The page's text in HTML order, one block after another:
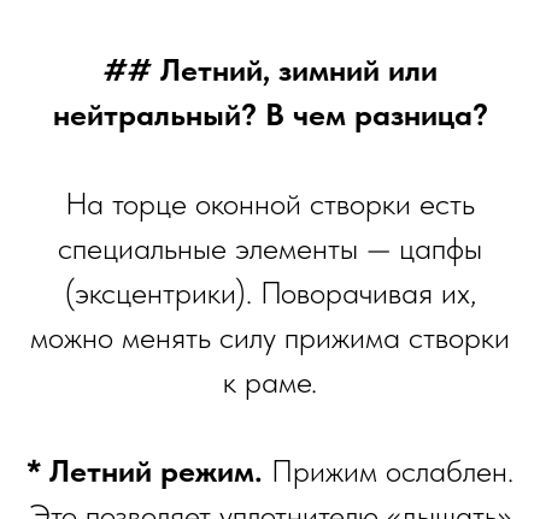
## Летний, зимний или
нейтральный? В чем разница?
На торце оконной створки есть
специальные элементы — цапфы
(эксцентрики). Поворачивая их,
можно менять силу прижима створки
к раме.
* Летний режим. Прижим ослаблен.